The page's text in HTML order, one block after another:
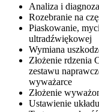
Analiza i
Rozebranie na
Piaskowanie,
ultradźwiękowej
Wymiana
Złożenie rdzenia
zestawu
wyważarce
Złożenie
Ustawienie